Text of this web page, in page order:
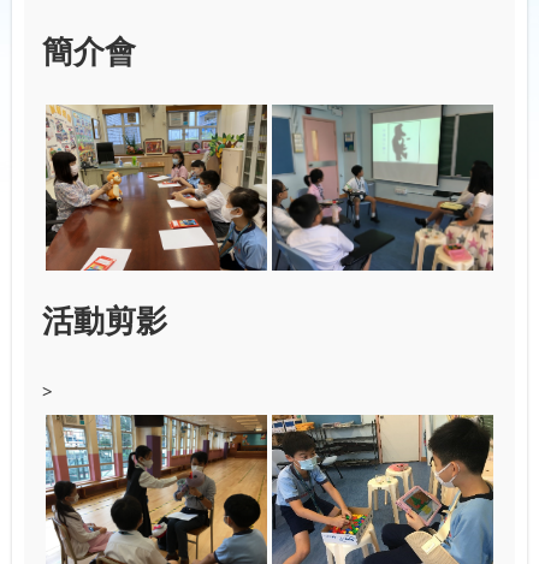
簡介會
活動剪影
>